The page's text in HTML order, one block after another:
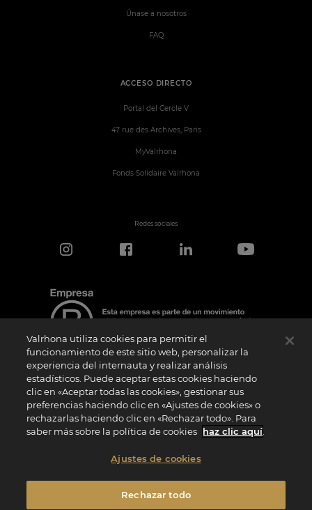
ACCESO DIRECTO
Portal del Cercle V
47 rue des Archives, Paris
MyValrhona
Fonds Solidaire Valrhona
Únase a nosotros
FAQ
Redes sociales
Aviso de certificación
El logotipo “Certified B Corporation” lo concede B Lab, una organización privada sin
ánimo de lucro, a empresas como la nuestra que han superado con éxito la
Evaluación de Impacto B (“BIA”) y cumplen los requisitos de B Lab en cuanto a
rendimiento social y medioambiental, responsabilidad y transparencia. B Lab no es
un organismo de evaluación de la conformidad en el sentido del Reglamento (UE) nº
sentido del Reglamento (UE) nº 1025/2012. Los criterios BIA son distintos e
independientes de las normas armonizadas emitidas por las normas ISO u otros
nacionales o europeas.
Valrhona utiliza cookies para permitir el
funcionamiento de este sitio web, personalizar la
experiencia del internauta y realizar análisis
estadísticos. Puede aceptar estas cookies haciendo
clic en «Aceptar todas las cookies», gestionar sus
preferencias haciendo clic en «Ajustes de cookies» o
rechazarlas haciendo clic en «Rechazar todo». Para
saber más sobre la política de cookies haz clic aquí
Ajustes de cookies
Rechazar todo